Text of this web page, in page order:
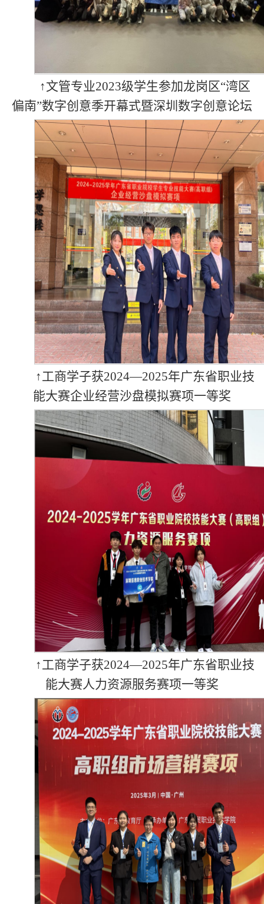
↑文管专业2023级学生参加龙岗区“湾区
偏南”数字创意季开幕式暨深圳数字创意论坛
↑工商学子获2024—2025年广东省职业技
能大赛企业经营沙盘模拟赛项一等奖
↑工商学子获2024—2025年广东省职业技
能大赛人力资源服务赛项一等奖